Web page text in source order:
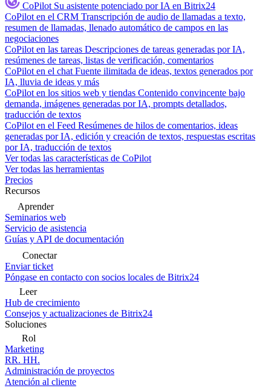
CoPilot Su asistente potenciado por IA en Bitrix24
CoPilot en el CRM Transcripción de audio de llamadas a texto,
resumen de llamadas, llenado automático de campos en las
negociaciones
CoPilot en las tareas Descripciones de tareas generadas por IA,
resúmenes de tareas, listas de verificación, comentarios
CoPilot en el chat Fuente ilimitada de ideas, textos generados por
IA, lluvia de ideas y más
CoPilot en los sitios web y tiendas Contenido convincente bajo
demanda, imágenes generadas por IA, prompts detallados,
traducción de textos
CoPilot en el Feed Resúmenes de hilos de comentarios, ideas
generadas por IA, edición y creación de textos, respuestas escritas
por IA, traducción de textos
Ver todas las características de CoPilot
Ver todas las herramientas
Precios
Recursos
Aprender
Seminarios web
Servicio de asistencia
Guías y API de documentación
Conectar
Enviar ticket
Póngase en contacto con socios locales de Bitrix24
Leer
Hub de crecimiento
Consejos y actualizaciones de Bitrix24
Soluciones
Rol
Marketing
RR. HH.
Administración de proyectos
Atención al cliente